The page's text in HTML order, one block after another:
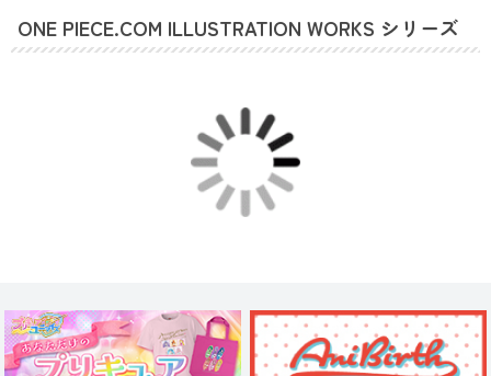
ONE PIECE.COM ILLUSTRATION WORKS シリーズ